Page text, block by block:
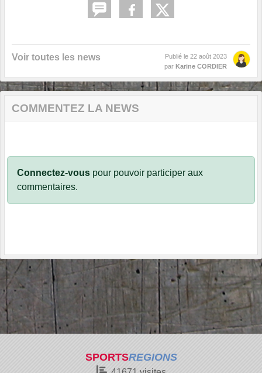
Voir toutes les news Publié le 22 août 2023
par Karine CORDIER
COMMENTEZ LA NEWS
Connectez-vous pour pouvoir participer aux
commentaires.
SPORTSREGIONS